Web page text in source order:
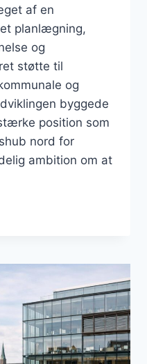
af en
planlægning,
og
støtte til
og
byggede
position som
nord for
ambition om at